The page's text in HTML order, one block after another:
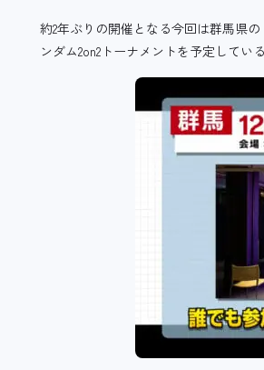
約2年ぶりの開催となる今回は群馬県
ンダム2on2トーナメントを予定してい